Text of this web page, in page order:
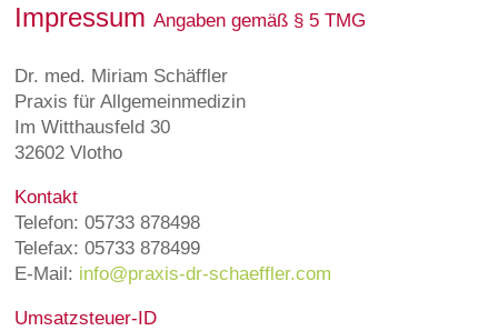
ImpressumAngaben gemäß § 5 TMG
Dr. med. Miriam Schäffler
Praxis für Allgemeinmedizin
Im Witthausfeld 30
32602 Vlotho
Kontakt
Telefon: 05733 878498
Telefax: 05733 878499
E‑Mail: info@praxis-dr-schaeffler.com
Umsatzsteuer-ID